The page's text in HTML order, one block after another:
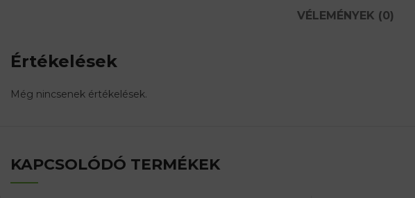
VÉLEMÉNYEK (0)
Értékelések
Még nincsenek értékelések.
KAPCSOLÓDÓ TERMÉKEK